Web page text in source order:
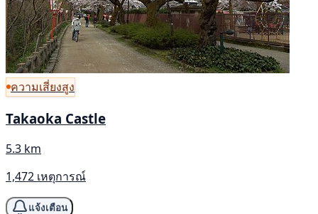
ความเสี่ยงสูง
Takaoka Castle
5.3 km
1,472 เหตุการณ์
แจ้งเตือน